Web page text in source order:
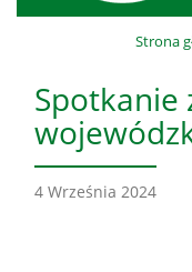
Strona
Spotkanie
4 Września 2024